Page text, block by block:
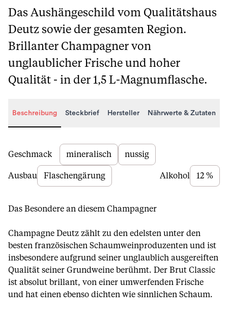
Das Aushängeschild vom Qualitätshaus
Deutz sowie der gesamten Region.
Brillanter Champagner von
unglaublicher Frische und hoher
Qualität - in der 1,5 L-Magnumflasche.
Beschreibung Steckbrief Hersteller Nährwerte & Zutaten
Beschreibung
Geschmack mineralisch nussig
Ausbau Flaschengärung Alkohol 12 %
Das Besondere an diesem Champagner
Champagne Deutz zählt zu den edelsten unter den
besten französischen Schaumweinproduzenten und ist
insbesondere aufgrund seiner unglaublich ausgereiften
Qualität seiner Grundweine berühmt. Der Brut Classic
ist absolut brillant, von einer umwerfenden Frische
und hat einen ebenso dichten wie sinnlichen Schaum.